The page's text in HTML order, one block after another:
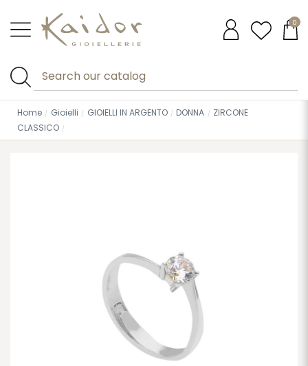
0
Home Gioielli GIOIELLI IN ARGENTO DONNA
ZIRCONE
CLASSICO